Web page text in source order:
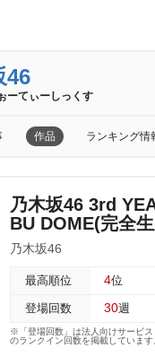
46
ーてぃーしっくす
作品 ランキング情
乃木坂46 3rd
BU DOME(完全
乃木坂46
最高順位 4位
登場回数 30週
※「登場回数」は法人向けサービス
のランクイン回数を掲載しています